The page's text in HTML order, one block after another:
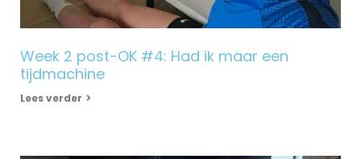
Week 2 post-OK #4: Had ik maar een
tijdmachine
Lees verder